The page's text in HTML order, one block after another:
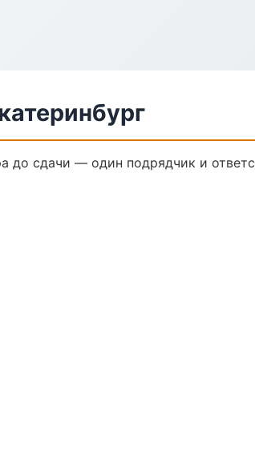
до сдачи — один подрядчик и